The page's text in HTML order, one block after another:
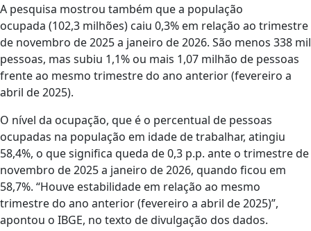
A pesquisa mostrou também que a população
ocupada (102,3 milhões) caiu 0,3% em relação ao trimestre
de novembro de 2025 a janeiro de 2026. São menos 338 mil
pessoas, mas subiu 1,1% ou mais 1,07 milhão de pessoas
frente ao mesmo trimestre do ano anterior (fevereiro a
abril de 2025).
O nível da ocupação, que é o percentual de pessoas
ocupadas na população em idade de trabalhar, atingiu
58,4%, o que significa queda de 0,3 p.p. ante o trimestre de
novembro de 2025 a janeiro de 2026, quando ficou em
58,7%. “Houve estabilidade em relação ao mesmo
trimestre do ano anterior (fevereiro a abril de 2025)”,
apontou o IBGE, no texto de divulgação dos dados.